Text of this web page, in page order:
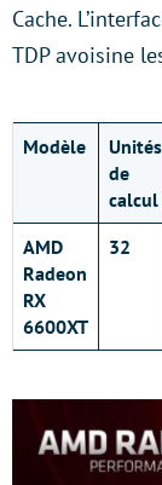
Cache.
TDP avoisine
Modèle
Unités
de
calcul
AMD
Radeon
RX
6600XT
32